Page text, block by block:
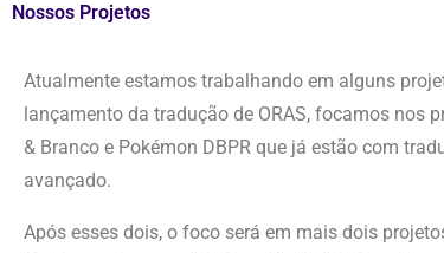
Nossos Projetos
Atualmente estamos trabalhando em alguns
lançamento da tradução de ORAS, focamos nos
& Branco e Pokémon DBPR que já estão com
avançado.
Após esses dois, o foco será em mais dois